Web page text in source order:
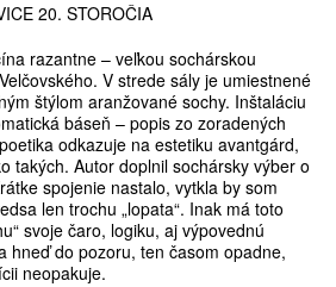
20. STOROČIA
razantne – veľkou sochárskou
V strede sály je umiestnené
štýlom aranžované sochy. Inštaláciu
báseň – popis zo zoradených
odkazuje na estetiku avantgárd,
takých. Autor doplnil sochársky výber o
spojenie nastalo, vytkla by som
len trochu „lopata“. Inak má toto
svoje čaro, logiku, aj výpovednú
hneď do pozoru, ten časom opadne,
neopakuje.